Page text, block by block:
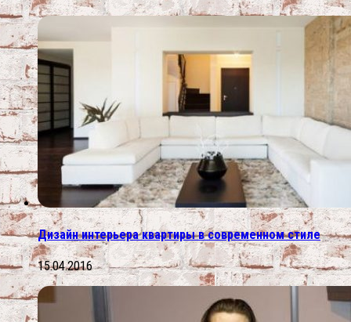
Дизайн интерьера квартиры в современном стиле
15.04.2016